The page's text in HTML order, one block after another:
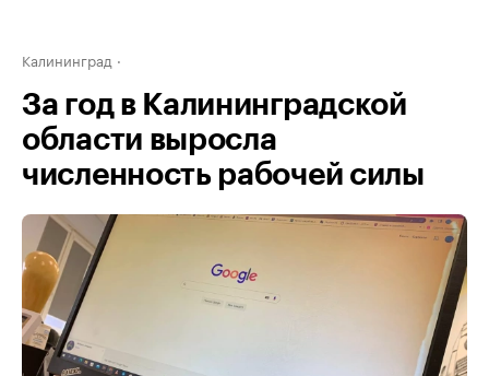
Калининград
За год в Калининградской
области выросла
численность рабочей силы